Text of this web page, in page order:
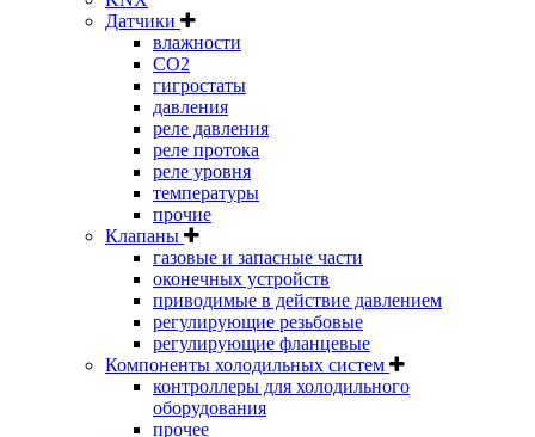
Датчики
влажности
CO2
гигростаты
давления
реле давления
реле протока
реле уровня
температуры
прочие
Клапаны
газовые и запасные части
оконечных устройств
приводимые в действие давлением
регулирующие резьбовые
регулирующие фланцевые
Компоненты холодильных систем
контроллеры для холодильного
оборудования
прочее